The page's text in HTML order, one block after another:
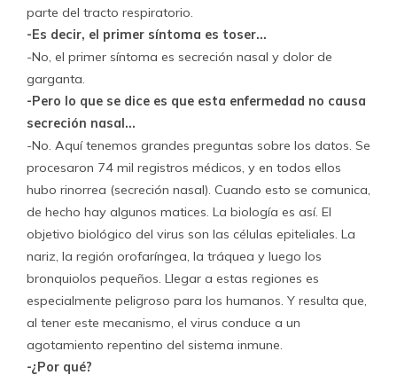
parte del tracto respiratorio.
-Es decir, el primer síntoma es toser…
-No, el primer síntoma es secreción nasal y dolor de
garganta.
-Pero lo que se dice es que esta enfermedad no causa
secreción nasal…
-No. Aquí tenemos grandes preguntas sobre los datos. Se
procesaron 74 mil registros médicos, y en todos ellos
hubo rinorrea (secreción nasal). Cuando esto se comunica,
de hecho hay algunos matices. La biología es así. El
objetivo biológico del virus son las células epiteliales. La
nariz, la región orofaríngea, la tráquea y luego los
bronquiolos pequeños. Llegar a estas regiones es
especialmente peligroso para los humanos. Y resulta que,
al tener este mecanismo, el virus conduce a un
agotamiento repentino del sistema inmune.
-¿Por qué?